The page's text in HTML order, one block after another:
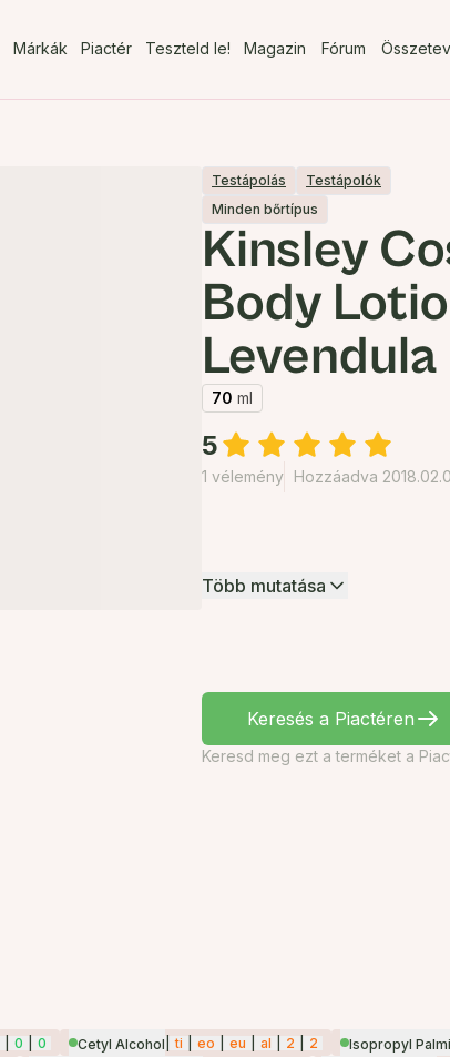
Márkák Piactér Teszteld le! Magazin Fórum
Testápolás
Testápolók
Minden bőrtípus
Kinsley
Body
70 ml
5
1 vélemény Hozzáadva
Több mutatása
Keresés a Piactéren
Keresd meg ezt a terméket a
0 0 Cetyl Alcohol ti eo eu al 2 2 Isopropyl